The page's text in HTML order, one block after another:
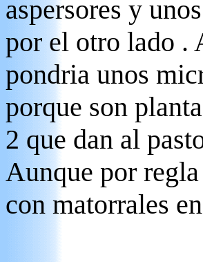
aspersores y
por el otro lado .
pondria unos
porque son
2 que dan al
Aunque por
con matorrales